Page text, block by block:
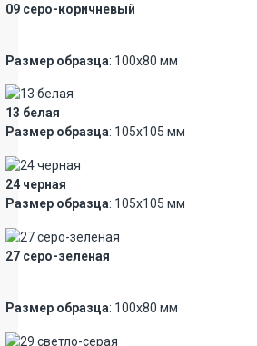
09 серо-коричневый
Размер образца: 100х80 мм
13 белая
Размер образца: 105х105 мм
24 черная
Размер образца: 105х105 мм
27 серо-зеленая
Размер образца: 100х80 мм